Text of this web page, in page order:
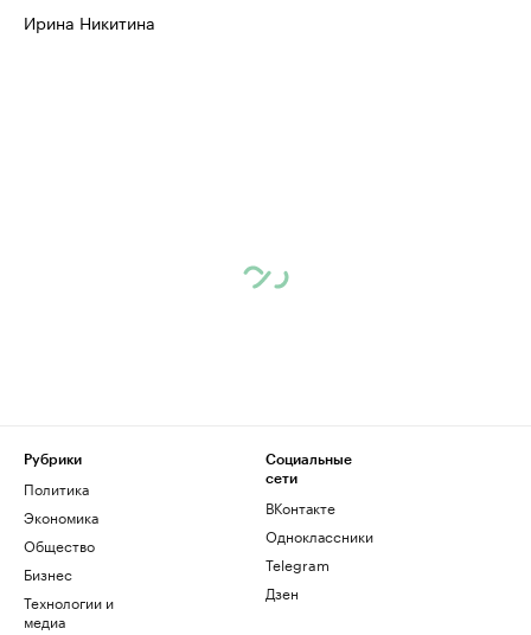
Ирина Никитина
Рубрики
Политика
Экономика
Общество
Бизнес
Технологии и
медиа
Социальные
сети
ВКонтакте
Одноклассники
Telegram
Дзен